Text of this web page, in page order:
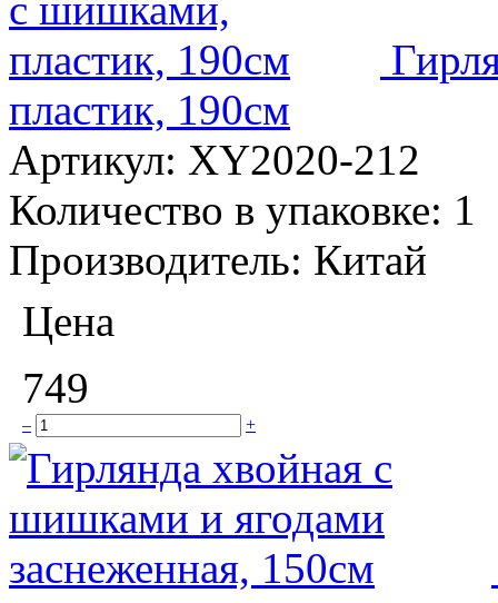
пластик, 190см
Артикул: XY2020-212
Количество в упаковке: 1
Производитель: Китай
Цена
749
– +